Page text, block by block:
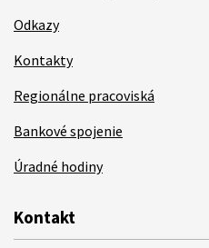
Odkazy
Kontakty
Regionálne pracoviská
Bankové spojenie
Úradné hodiny
Kontakt